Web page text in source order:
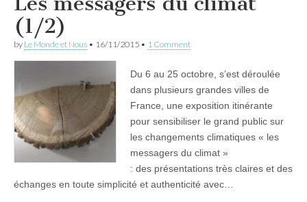
(1/2)
by Le Monde et Nous • 16/11/2015 • 1 Comment
Du 6 au 25 octobre, s’est déroulée
dans plusieurs grandes villes de
France, une exposition itinérante
pour sensibiliser le grand public sur
les changements climatiques « les
messagers du climat »
: des présentations très claires et des
échanges en toute simplicité et authenticité avec…